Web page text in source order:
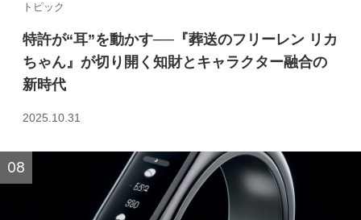
トピック
特許が“耳”を動かす──『葬送のフリーレン リカ
ちゃん』が切り開く知財とキャラクター融合の
新時代
2025.10.31